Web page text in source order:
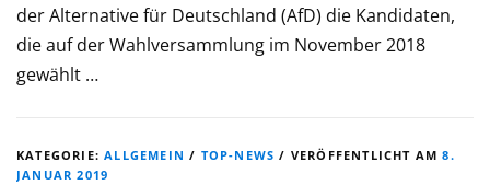
der Alternative für Deutschland (AfD) die Kandidaten,
die auf der Wahlversammlung im November 2018
gewählt …
KATEGORIE:ALLGEMEIN / TOP-NEWS / VERÖFFENTLICHT AM8.
JANUAR 2019